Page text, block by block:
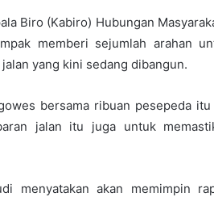
Biro (Kabiro) Hubungan
memberi sejumlah arahan
yang kini sedang dibangun.
bersama ribuan pesepeda
jalan itu juga untuk
menyatakan akan memimpin